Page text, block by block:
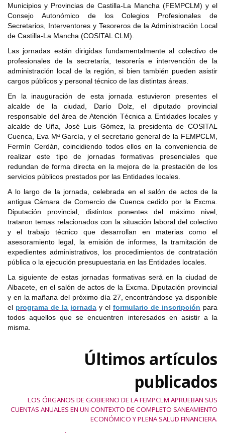
Municipios y Provincias de Castilla-La Mancha (FEMPCLM) y el
Consejo Autonómico de los Colegios Profesionales de
Secretarios, Interventores y Tesoreros de la Administración Local
de Castilla-La Mancha (COSITAL CLM).
Las jornadas están dirigidas fundamentalmente al colectivo de
profesionales de la secretaría, tesorería e intervención de la
administración local de la región, si bien también pueden asistir
cargos públicos y personal técnico de las distintas áreas.
En la inauguración de esta jornada estuvieron presentes el
alcalde de la ciudad, Darío Dolz, el diputado provincial
responsable del área de Atención Técnica a Entidades locales y
alcalde de Uña, José Luis Gómez, la presidenta de COSITAL
Cuenca, Eva Mª García, y el secretario general de la FEMPCLM,
Fermín Cerdán, coincidiendo todos ellos en la conveniencia de
realizar este tipo de jornadas formativas presenciales que
redundan de forma directa en la mejora de la prestación de los
servicios públicos prestados por las Entidades locales.
A lo largo de la jornada, celebrada en el salón de actos de la
antigua Cámara de Comercio de Cuenca cedido por la Excma.
Diputación provincial, distintos ponentes del máximo nivel,
trataron temas relacionados con la situación laboral del colectivo
y el trabajo técnico que desarrollan en materias como el
asesoramiento legal, la emisión de informes, la tramitación de
expedientes administrativos, los procedimientos de contratación
pública o la ejecución presupuestaria en las Entidades locales.
La siguiente de estas jornadas formativas será en la ciudad de
Albacete, en el salón de actos de la Excma. Diputación provincial
y en la mañana del próximo día 27, encontrándose ya disponible
el programa de la jornada y el formulario de inscripción para
todos aquellos que se encuentren interesados en asistir a la
misma.
Últimos artículos
publicados
LOS ÓRGANOS DE GOBIERNO DE LA FEMPCLM APRUEBAN SUS
CUENTAS ANUALES EN UN CONTEXTO DE COMPLETO SANEAMIENTO
ECONÓMICO Y PLENA SALUD FINANCIERA.